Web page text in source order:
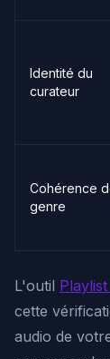
Identité du
curateur
Cohérence
genre
L'outil
cette
audio de